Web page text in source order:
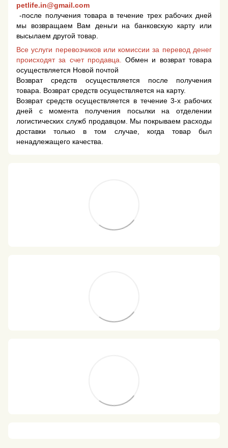
petlife.in@gmail.com
-после получения товара в течение трех рабочих дней
мы возвращаем Вам деньги на банковскую карту или
высылаем другой товар.
Все услуги перевозчиков или комиссии за перевод денег
происходят за счет продавца.Обмен и возврат товара
осуществляется Новой почтой
Возврат средств осуществляется после получения
товара. Возврат средств осуществляется на карту.
Возврат средств осуществляется в течение 3-х рабочих
дней с момента получения посылки на отделении
логистических служб продавцом. Мы покрываем расходы
доставки только в том случае, когда товар был
ненадлежащего качества.